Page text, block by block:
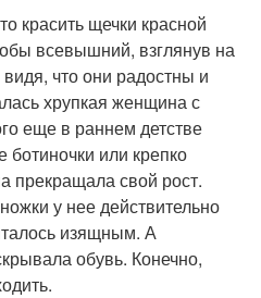
красить щечки красной
всевышний, взглянув на
что они радостны и
хрупкая женщина с
еще в раннем детстве
или крепко
прекращала свой рост.
у нее действительно
изящным. А
обувь. Конечно,